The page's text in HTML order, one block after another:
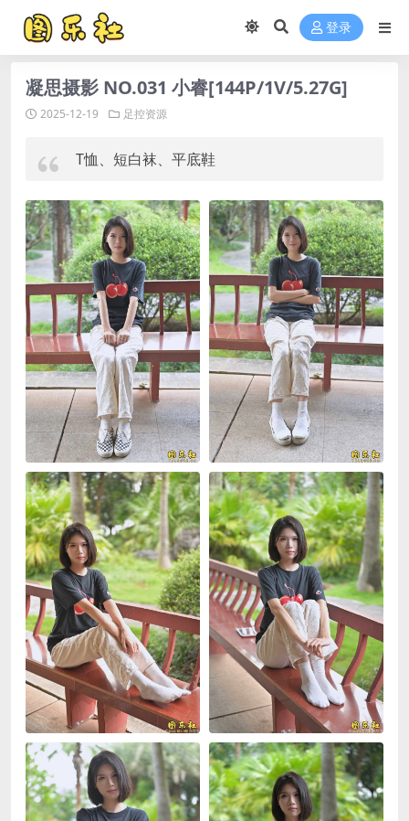
登录
凝思摄影 NO.031 小睿[144P/1V/5.27G]
2025-12-19 足控资源
T恤、短白袜、平底鞋